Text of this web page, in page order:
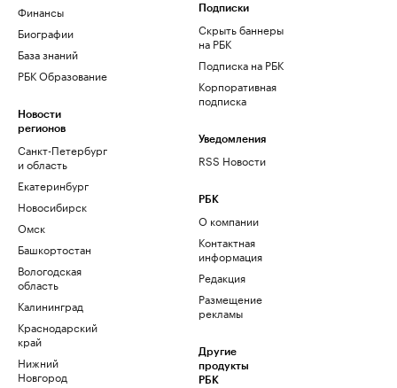
Финансы
Биографии
База знаний
РБК Образование
Новости
регионов
Санкт-Петербург
и область
Екатеринбург
Новосибирск
Омск
Башкортостан
Вологодская
область
Калининград
Краснодарский
край
Нижний
Новгород
Подписки
Скрыть баннеры
на РБК
Подписка на РБК
Корпоративная
подписка
Уведомления
RSS Новости
РБК
О компании
Контактная
информация
Редакция
Размещение
рекламы
Другие
продукты
РБК